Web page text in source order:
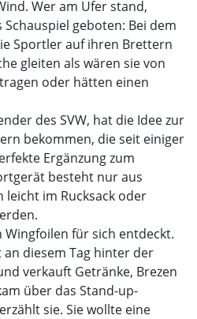
Wer am Ufer stand,
geboten: Bei dem
Sportler auf ihren Brettern
gleiten als wären sie von
oder hätten einen
des SVW, hat die Idee zur
bekommen, die seit einiger
Ergänzung zum
besteht nur aus
leicht im Rucksack oder
Wingfoilen für sich entdeckt.
diesem Tag hinter der
verkauft Getränke, Brezen
über das Stand-up-
sie. Sie wollte eine